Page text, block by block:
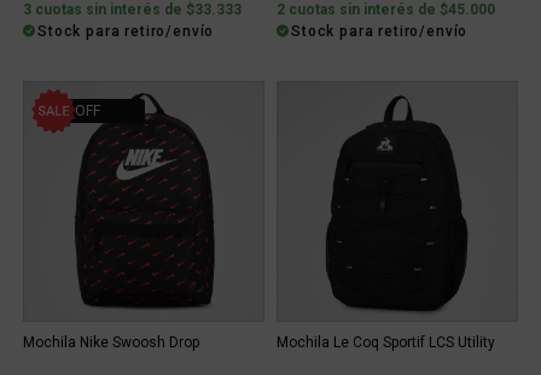
3 cuotas sin interés de $33.333
Stock para retiro/envío
2 cuotas sin interés de $45.000
Stock para retiro/envío
10% OFF
Mochila Nike Swoosh Drop Mochila Le Coq Sportif LCS Utility